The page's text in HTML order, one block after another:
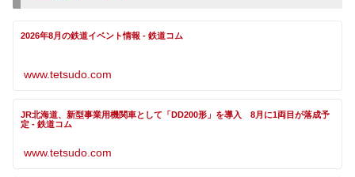
2026年8月の鉄道イベント情報 - 鉄道コム
www.tetsudo.com
JR北海道、新型事業用機関車として「DD200形」を導入 8月に1両目が落成予
定 - 鉄道コム
www.tetsudo.com